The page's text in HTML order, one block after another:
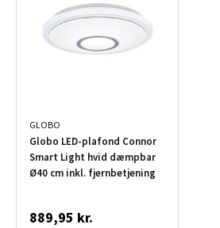
GLOBO
Globo LED-plafond Connor
Smart Light hvid dæmpbar
Ø40 cm inkl. fjernbetjening
889,95 kr.